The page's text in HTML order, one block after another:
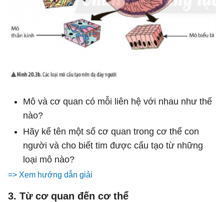
Mô và cơ quan có mỗi liên hệ với nhau như thế
nào?
Hãy kể tên một số cơ quan trong cơ thể con
người và cho biết tim được cấu tạo từ những
loại mô nào?
=> Xem hướng dẫn giải
3. Từ cơ quan đến cơ thể